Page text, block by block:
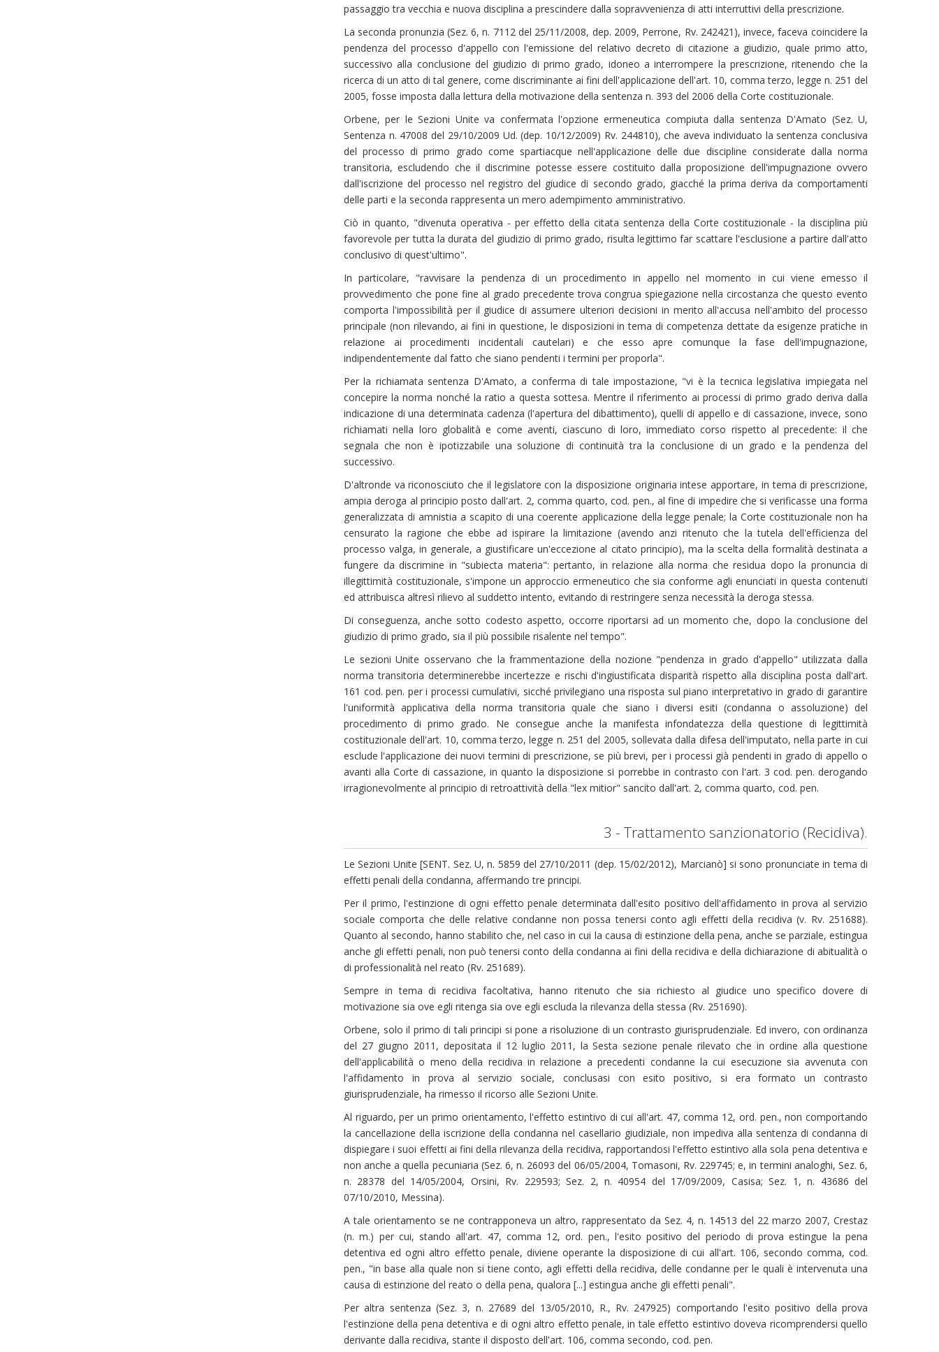
passaggio tra vecchia e nuova disciplina a prescindere dalla sopravvenienza di atti interruttivi della prescrizione.
La seconda pronunzia (Sez. 6, n. 7112 del 25/11/2008, dep. 2009, Perrone, Rv. 242421), invece, faceva coincidere la
pendenza del processo d'appello con l'emissione del relativo decreto di citazione a giudizio, quale primo atto,
successivo alla conclusione del giudizio di primo grado, idoneo a interrompere la prescrizione, ritenendo che la
ricerca di un atto di tal genere, come discriminante ai fini dell'applicazione dell'art. 10, comma terzo, legge n. 251 del
2005, fosse imposta dalla lettura della motivazione della sentenza n. 393 del 2006 della Corte costituzionale.
Orbene, per le Sezioni Unite va confermata l'opzione ermeneutica compiuta dalla sentenza D'Amato (Sez. U,
Sentenza n. 47008 del 29/10/2009 Ud. (dep. 10/12/2009) Rv. 244810), che aveva individuato la sentenza conclusiva
del processo di primo grado come spartiacque nell'applicazione delle due discipline considerate dalla norma
transitoria, escludendo che il discrimine potesse essere costituito dalla proposizione dell'impugnazione ovvero
dall'iscrizione del processo nel registro del giudice di secondo grado, giacché la prima deriva da comportamenti
delle parti e la seconda rappresenta un mero adempimento amministrativo.
Ciò in quanto, "divenuta operativa - per effetto della citata sentenza della Corte costituzionale - la disciplina più
favorevole per tutta la durata del giudizio di primo grado, risulta legittimo far scattare l'esclusione a partire dall'atto
conclusivo di quest'ultimo".
In particolare, "ravvisare la pendenza di un procedimento in appello nel momento in cui viene emesso il
provvedimento che pone fine al grado precedente trova congrua spiegazione nella circostanza che questo evento
comporta l'impossibilità per il giudice di assumere ulteriori decisioni in merito all'accusa nell'ambito del processo
principale (non rilevando, ai fini in questione, le disposizioni in tema di competenza dettate da esigenze pratiche in
relazione ai procedimenti incidentali cautelari) e che esso apre comunque la fase dell'impugnazione,
indipendentemente dal fatto che siano pendenti i termini per proporla".
Per la richiamata sentenza D'Amato, a conferma di tale impostazione, "vi è la tecnica legislativa impiegata nel
concepire la norma nonché la ratio a questa sottesa. Mentre il riferimento ai processi di primo grado deriva dalla
indicazione di una determinata cadenza (l'apertura del dibattimento), quelli di appello e di cassazione, invece, sono
richiamati nella loro globalità e come aventi, ciascuno di loro, immediato corso rispetto al precedente: il che
segnala che non è ipotizzabile una soluzione di continuità tra la conclusione di un grado e la pendenza del
successivo.
D'altronde va riconosciuto che il legislatore con la disposizione originaria intese apportare, in tema di prescrizione,
ampia deroga al principio posto dall'art. 2, comma quarto, cod. pen., al fine di impedire che si verificasse una forma
generalizzata di amnistia a scapito di una coerente applicazione della legge penale; la Corte costituzionale non ha
censurato la ragione che ebbe ad ispirare la limitazione (avendo anzi ritenuto che la tutela dell'efficienza del
processo valga, in generale, a giustificare un'eccezione al citato principio), ma la scelta della formalità destinata a
fungere da discrimine in "subiecta materia": pertanto, in relazione alla norma che residua dopo la pronuncia di
illegittimità costituzionale, s'impone un approccio ermeneutico che sia conforme agli enunciati in questa contenuti
ed attribuisca altresì rilievo al suddetto intento, evitando di restringere senza necessità la deroga stessa.
Di conseguenza, anche sotto codesto aspetto, occorre riportarsi ad un momento che, dopo la conclusione del
giudizio di primo grado, sia il più possibile risalente nel tempo".
Le sezioni Unite osservano che la frammentazione della nozione "pendenza in grado d'appello" utilizzata dalla
norma transitoria determinerebbe incertezze e rischi d'ingiustificata disparità rispetto alla disciplina posta dall'art.
161 cod. pen. per i processi cumulativi, sicché privilegiano una risposta sul piano interpretativo in grado di garantire
l'uniformità applicativa della norma transitoria quale che siano i diversi esiti (condanna o assoluzione) del
procedimento di primo grado. Ne consegue anche la manifesta infondatezza della questione di legittimità
costituzionale dell'art. 10, comma terzo, legge n. 251 del 2005, sollevata dalla difesa dell'imputato, nella parte in cui
esclude l'applicazione dei nuovi termini di prescrizione, se più brevi, per i processi già pendenti in grado di appello o
avanti alla Corte di cassazione, in quanto la disposizione si porrebbe in contrasto con l'art. 3 cod. pen. derogando
irragionevolmente al principio di retroattività della "lex mitior" sancito dall'art. 2, comma quarto, cod. pen.
3 - Trattamento sanzionatorio (Recidiva).
Le Sezioni Unite [SENT. Sez. U, n. 5859 del 27/10/2011 (dep. 15/02/2012), Marcianò] si sono pronunciate in tema di
effetti penali della condanna, affermando tre principi.
Per il primo, l'estinzione di ogni effetto penale determinata dall'esito positivo dell'affidamento in prova al servizio
sociale comporta che delle relative condanne non possa tenersi conto agli effetti della recidiva (v. Rv. 251688).
Quanto al secondo, hanno stabilito che, nel caso in cui la causa di estinzione della pena, anche se parziale, estingua
anche gli effetti penali, non può tenersi conto della condanna ai fini della recidiva e della dichiarazione di abitualità o
di professionalità nel reato (Rv. 251689).
Sempre in tema di recidiva facoltativa, hanno ritenuto che sia richiesto al giudice uno specifico dovere di
motivazione sia ove egli ritenga sia ove egli escluda la rilevanza della stessa (Rv. 251690).
Orbene, solo il primo di tali principi si pone a risoluzione di un contrasto giurisprudenziale. Ed invero, con ordinanza
del 27 giugno 2011, depositata il 12 luglio 2011, la Sesta sezione penale rilevato che in ordine alla questione
dell'applicabilità o meno della recidiva in relazione a precedenti condanne la cui esecuzione sia avvenuta con
l'affidamento in prova al servizio sociale, conclusasi con esito positivo, si era formato un contrasto
giurisprudenziale, ha rimesso il ricorso alle Sezioni Unite.
Al riguardo, per un primo orientamento, l'effetto estintivo di cui all'art. 47, comma 12, ord. pen., non comportando
la cancellazione della iscrizione della condanna nel casellario giudiziale, non impediva alla sentenza di condanna di
dispiegare i suoi effetti ai fini della rilevanza della recidiva, rapportandosi l'effetto estintivo alla sola pena detentiva e
non anche a quella pecuniaria (Sez. 6, n. 26093 del 06/05/2004, Tomasoni, Rv. 229745; e, in termini analoghi, Sez. 6,
n. 28378 del 14/05/2004, Orsini, Rv. 229593; Sez. 2, n. 40954 del 17/09/2009, Casisa; Sez. 1, n. 43686 del
07/10/2010, Messina).
A tale orientamento se ne contrapponeva un altro, rappresentato da Sez. 4, n. 14513 del 22 marzo 2007, Crestaz
(n. m.) per cui, stando all'art. 47, comma 12, ord. pen., l'esito positivo del periodo di prova estingue la pena
detentiva ed ogni altro effetto penale, diviene operante la disposizione di cui all'art. 106, secondo comma, cod.
pen., "in base alla quale non si tiene conto, agli effetti della recidiva, delle condanne per le quali è intervenuta una
causa di estinzione del reato o della pena, qualora [...] estingua anche gli effetti penali".
Per altra sentenza (Sez. 3, n. 27689 del 13/05/2010, R., Rv. 247925) comportando l'esito positivo della prova
l'estinzione della pena detentiva e di ogni altro effetto penale, in tale effetto estintivo doveva ricomprendersi quello
derivante dalla recidiva, stante il disposto dell'art. 106, comma secondo, cod. pen.